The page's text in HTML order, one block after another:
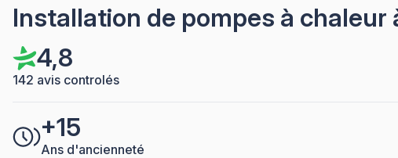
Installation de pompes à chaleur
4,8
142 avis controlés
+15
Ans d'ancienneté